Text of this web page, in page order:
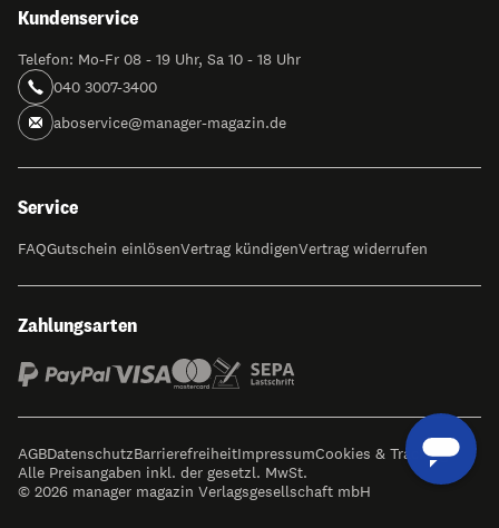
Kundenservice
Telefon: Mo-Fr 08 - 19 Uhr, Sa 10 - 18 Uhr
040 3007-3400
aboservice@manager-magazin.de
Service
FAQGutschein einlösenVertrag kündigenVertrag widerrufen
Zahlungsarten
AGBDatenschutzBarrierefreiheitImpressumCookies & Tracking
Alle Preisangaben inkl. der gesetzl. MwSt.
© 2026 manager magazin Verlagsgesellschaft mbH